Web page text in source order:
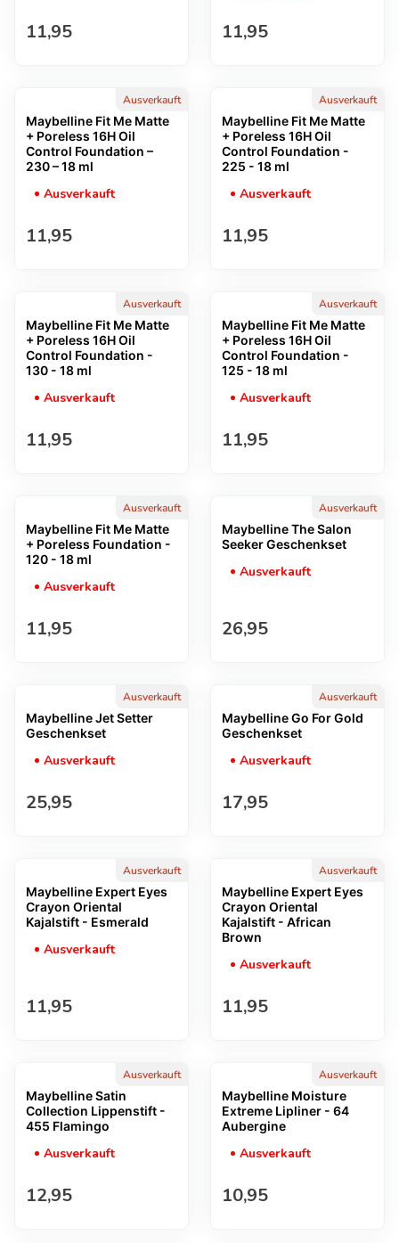
Regulärer Preis
11,95 Regulärer Preis
11,95
Ausverkauft
Maybelline Fit Me Matte
+ Poreless 16H Oil
Control Foundation –
230 – 18 ml
Ausverkauft
Regulärer Preis
11,95
Ausverkauft
Maybelline Fit Me Matte
+ Poreless 16H Oil
Control Foundation -
225 - 18 ml
Ausverkauft
Regulärer Preis
11,95
Ausverkauft
Maybelline Fit Me Matte
+ Poreless 16H Oil
Control Foundation -
130 - 18 ml
Ausverkauft
Regulärer Preis
11,95
Ausverkauft
Maybelline Fit Me Matte
+ Poreless 16H Oil
Control Foundation -
125 - 18 ml
Ausverkauft
Regulärer Preis
11,95
Ausverkauft
Maybelline Fit Me Matte
+ Poreless Foundation -
120 - 18 ml
Ausverkauft
Regulärer Preis
11,95
Ausverkauft
Maybelline The Salon
Seeker Geschenkset
Ausverkauft
Regulärer Preis
26,95
Ausverkauft
Maybelline Jet Setter
Geschenkset
Ausverkauft
Regulärer Preis
25,95
Ausverkauft
Maybelline Go For Gold
Geschenkset
Ausverkauft
Regulärer Preis
17,95
Ausverkauft
Maybelline Expert Eyes
Crayon Oriental
Kajalstift - Esmerald
Ausverkauft
Regulärer Preis
11,95
Ausverkauft
Maybelline Expert Eyes
Crayon Oriental
Kajalstift - African
Brown
Ausverkauft
Regulärer Preis
11,95
Ausverkauft
Maybelline Satin
Collection Lippenstift -
455 Flamingo
Ausverkauft
Regulärer Preis
12,95
Ausverkauft
Maybelline Moisture
Extreme Lipliner - 64
Aubergine
Ausverkauft
Regulärer Preis
10,95